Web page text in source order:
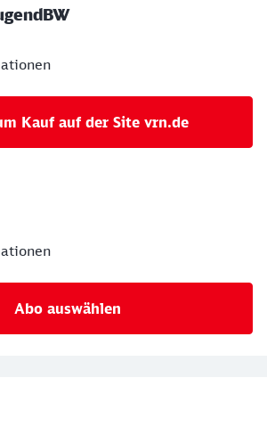
Kauf auf der Site vrn.de
Abo auswählen